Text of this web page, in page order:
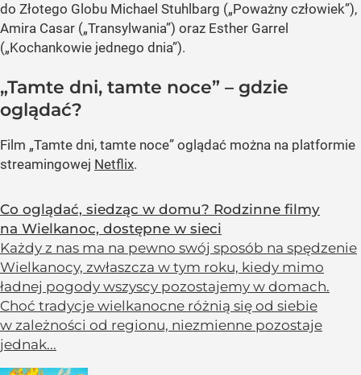
do Złotego Globu Michael Stuhlbarg („Poważny człowiek”),
Amira Casar („Transylwania”) oraz Esther Garrel
(„Kochankowie jednego dnia”).
„Tamte dni, tamte noce” – gdzie
oglądać?
Film „Tamte dni, tamte noce” oglądać można na platformie
streamingowej Netflix.
Co oglądać, siedząc w domu? Rodzinne filmy
na Wielkanoc, dostępne w sieci
Każdy z nas ma na pewno swój sposób na spędzenie
Wielkanocy, zwłaszcza w tym roku, kiedy mimo
ładnej pogody wszyscy pozostajemy w domach.
Choć tradycje wielkanocne różnią się od siebie
w zależności od regionu, niezmienne pozostaje
jednak...